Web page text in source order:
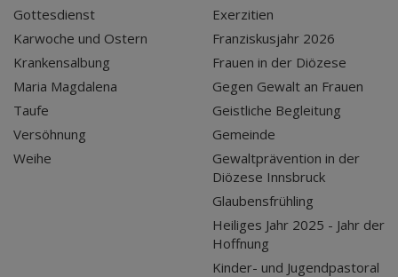
Gottesdienst
Karwoche und Ostern
Krankensalbung
Maria Magdalena
Taufe
Versöhnung
Weihe
Exerzitien
Franziskusjahr 2026
Frauen in der Diözese
Gegen Gewalt an Frauen
Geistliche Begleitung
Gemeinde
Gewaltprävention in der
Diözese Innsbruck
Glaubensfrühling
Heiliges Jahr 2025 - Jahr der
Hoffnung
Kinder- und Jugendpastoral